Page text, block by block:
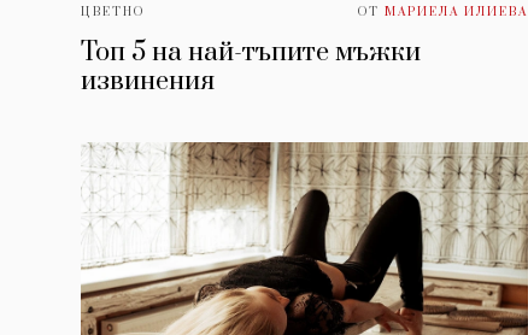
ЦВЕТНО ОТМАРИЕЛА ИЛИЕВА
Топ 5 на най-тъпите мъжки
извинения